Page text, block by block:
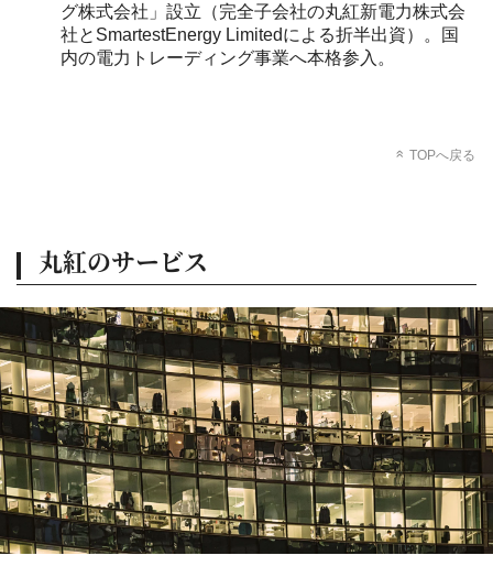
グ株式会社」設立（完全子会社の丸紅新電力株式会
社とSmartestEnergy Limitedによる折半出資）。国
内の電力トレーディング事業へ本格参入。
TOPへ戻る
丸紅のサービス